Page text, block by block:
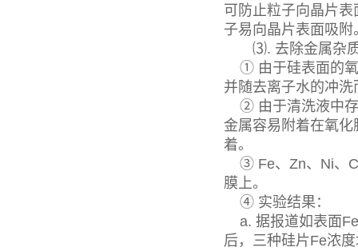
可防止粒子向晶片
子易向晶片表面吸
⑶. 去除金属杂
① 由于硅表面的氧
并随去离子水的冲
② 由于清洗液中存
金属容易附着在氧
着。
③ Fe、Zn、Ni、
膜上。
④ 实验结果：
a. 据报道如表面Fe
后，三种硅片Fe浓